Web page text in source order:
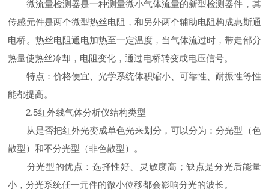
微流量检测器是一种测量微小气体流量的新型检测器件，其
传感元件是两个微型热丝电阻，和另外两个辅助电阻构成惠斯通
电桥。热丝电阻通电加热至一定温度，当气体流过时，带走部分
热量使热丝冷却，电阻变化，通过电桥转变成电压信号。
特点：价格便宜、光学系统体积缩小、可靠性、耐振性等性
能都提高。
2.5红外线气体分析仪结构类型
从是否把红外光变成单色光来划分，可以分为：分光型（色
散型）和不分光型（非色散型）。
分光型的优点：选择性好、灵敏度高；缺点是分光后能量
小，分光系统任一元件的微小位移都会影响分光的波长。